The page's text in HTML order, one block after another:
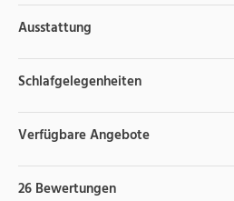
Ausstattung
Schlafgelegenheiten
Verfügbare Angebote
26 Bewertungen